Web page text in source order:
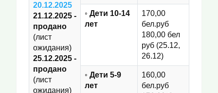
20.12.2025
21.12.2025 -
продано
(лист
ожидания)
25.12.2025 -
продано
(лист
ожидания)
◦ Дети 10-14
лет
170,00
бел.руб
180,00 бел
руб (25.12,
26.12)
◦ Дети 5-9
лет
160,00
бел.руб